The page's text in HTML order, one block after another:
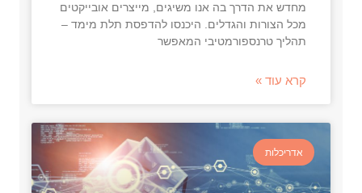
מחדש את הדרך בה אנו משיגים, מייצרים אובייקטים
מכל הצורות והגדלים. היכנסו להדפסת תלת מימד –
תהליך טרנספורמטיבי המאפשר
קרא עוד »
אדריכלות